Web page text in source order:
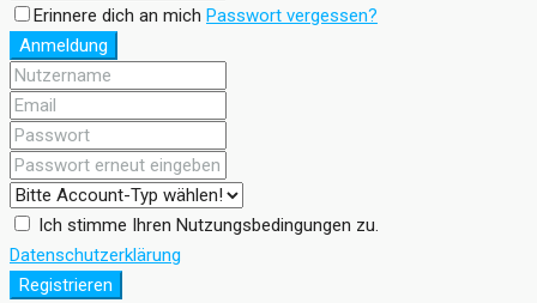
Erinnere dich an mich Passwort vergessen?
Anmeldung
Ich stimme Ihren Nutzungsbedingungen zu.
Datenschutzerklärung
Registrieren